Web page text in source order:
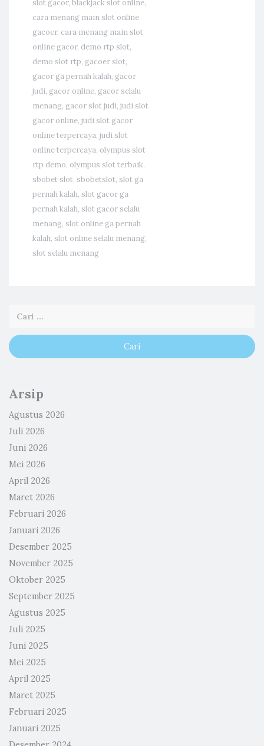
slot gacor, blackjack slot online,
cara menang main slot online
gacoer, cara menang main slot
online gacor, demo rtp slot,
demo slot rtp, gacoer slot,
gacor ga pernah kalah, gacor
judi, gacor online, gacor selalu
menang, gacor slot judi, judi slot
gacor online, judi slot gacor
online terpercaya, judi slot
online terpercaya, olympus slot
rtp demo, olympus slot terbaik,
sbobet slot, sbobetslot, slot ga
pernah kalah, slot gacor ga
pernah kalah, slot gacor selalu
menang, slot online ga pernah
kalah, slot online selalu menang,
slot selalu menang
Arsip
Agustus 2026
Juli 2026
Juni 2026
Mei 2026
April 2026
Maret 2026
Februari 2026
Januari 2026
Desember 2025
November 2025
Oktober 2025
September 2025
Agustus 2025
Juli 2025
Juni 2025
Mei 2025
April 2025
Maret 2025
Februari 2025
Januari 2025